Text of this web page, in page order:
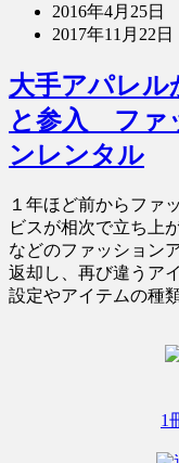
2016年4月25日
2017年11月22日
大手アパレル
と参入 ファ
ンレンタル
１年ほど前からファ
ビスが相次で立ち上
などのファッション
返却し、再び違うア
設定やアイテムの種
1